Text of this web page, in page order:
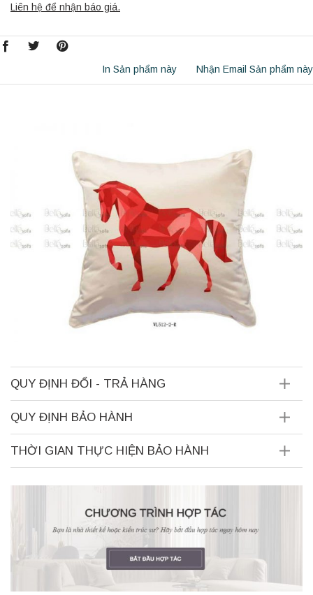
Liên hệ để nhận báo giá.
In Sản phẩm này Nhận Email Sản phẩm này
QUY ĐỊNH ĐỔI - TRẢ HÀNG
QUY ĐỊNH BẢO HÀNH
THỜI GIAN THỰC HIỆN BẢO HÀNH